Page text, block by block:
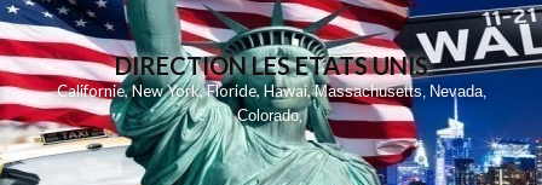
DIRECTION LES ETATS UNIS
Californie,New York,Floride,Hawai,Massachusetts, Nevada,
Colorado,